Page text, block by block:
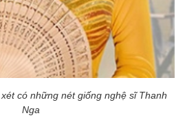
có những nét giống nghệ sĩ Thanh
Nga